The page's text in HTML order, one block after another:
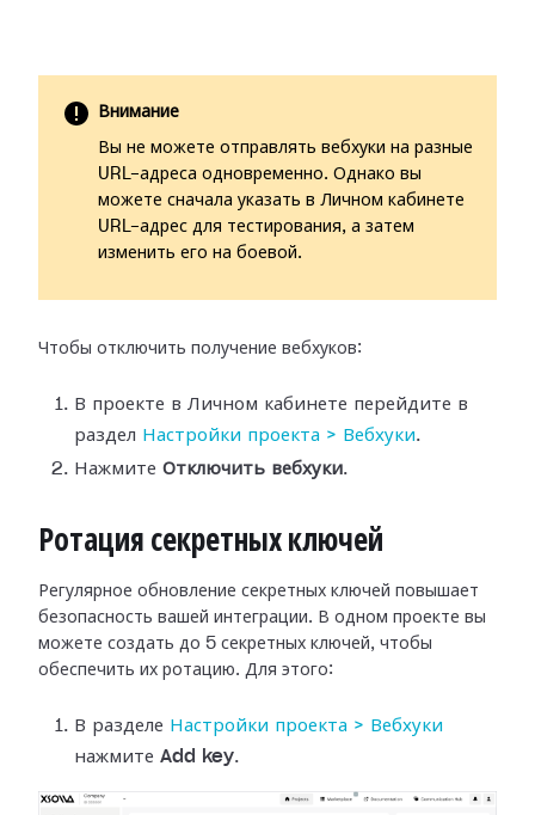
Внимание
Вы не можете отправлять вебхуки на разные
URL-адреса одновременно. Однако вы
можете сначала указать в Личном кабинете
URL-адрес для тестирования, а затем
изменить его на боевой.
Чтобы отключить получение вебхуков:
В проекте в Личном кабинете перейдите в
раздел Настройки проекта > Вебхуки.
Нажмите Отключить вебхуки.
Ротация секретных ключей
Регулярное обновление секретных ключей повышает
безопасность вашей интеграции. В одном проекте вы
можете создать до 5 секретных ключей, чтобы
обеспечить их ротацию. Для этого:
В разделе Настройки проекта > Вебхуки
нажмите Add key.